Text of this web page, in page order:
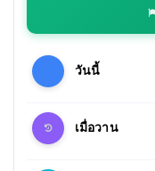
วันนี้
เมื่อวาน